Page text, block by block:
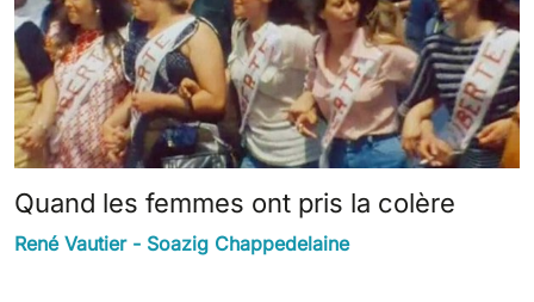
Quand les femmes ont pris la colère
René Vautier - Soazig Chappedelaine